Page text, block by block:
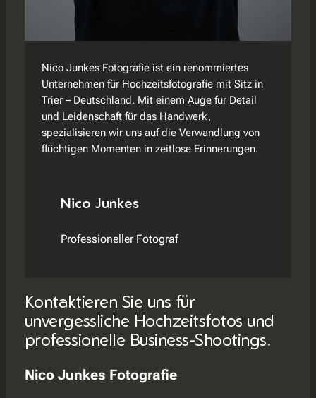
Nico Junkes Fotografie ist ein renommiertes
Unternehmen für Hochzeitsfotografie mit Sitz in
Trier – Deutschland. Mit einem Auge für Detail
und Leidenschaft für das Handwerk,
spezialisieren wir uns auf die Verwandlung von
flüchtigen Momenten in zeitlose Erinnerungen.
Nico Junkes
Professioneller Fotograf
Kontaktieren Sie uns für
unvergessliche Hochzeitsfotos und
professionelle Business-Shootings.
Nico Junkes Fotografie